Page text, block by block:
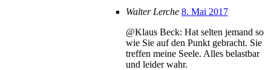
Walter Lerche 8. Mai 2017
@Klaus Beck: Hat selten jemand so
wie Sie auf den Punkt gebracht. Sie
treffen meine Seele. Alles belastbar
und leider wahr.